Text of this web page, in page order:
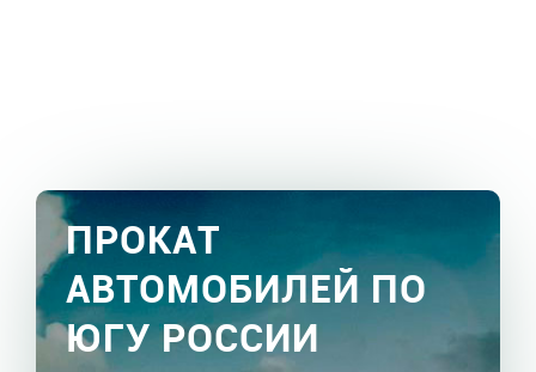
ПРОКАТ
АВТОМОБИЛЕЙ ПО
ЮГУ РОССИИ